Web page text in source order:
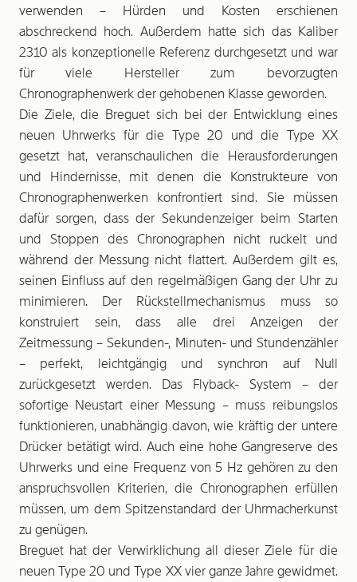
verwenden – Hürden und Kosten erschienen
abschreckend hoch. Außerdem hatte sich das Kaliber
2310 als konzeptionelle Referenz durchgesetzt und war
für viele Hersteller zum bevorzugten
Chronographenwerk der gehobenen Klasse geworden.
Die Ziele, die Breguet sich bei der Entwicklung eines
neuen Uhrwerks für die Type 20 und die Type XX
gesetzt hat, veranschaulichen die Herausforderungen
und Hindernisse, mit denen die Konstrukteure von
Chronographenwerken konfrontiert sind. Sie müssen
dafür sorgen, dass der Sekundenzeiger beim Starten
und Stoppen des Chronographen nicht ruckelt und
während der Messung nicht flattert. Außerdem gilt es,
seinen Einfluss auf den regelmäßigen Gang der Uhr zu
minimieren. Der Rückstellmechanismus muss so
konstruiert sein, dass alle drei Anzeigen der
Zeitmessung – Sekunden-, Minuten- und Stundenzähler
– perfekt, leichtgängig und synchron auf Null
zurückgesetzt werden. Das Flyback- System – der
sofortige Neustart einer Messung – muss reibungslos
funktionieren, unabhängig davon, wie kräftig der untere
Drücker betätigt wird. Auch eine hohe Gangreserve des
Uhrwerks und eine Frequenz von 5 Hz gehören zu den
anspruchsvollen Kriterien, die Chronographen erfüllen
müssen, um dem Spitzenstandard der Uhrmacherkunst
zu genügen.
Breguet hat der Verwirklichung all dieser Ziele für die
neuen Type 20 und Type XX vier ganze Jahre gewidmet.